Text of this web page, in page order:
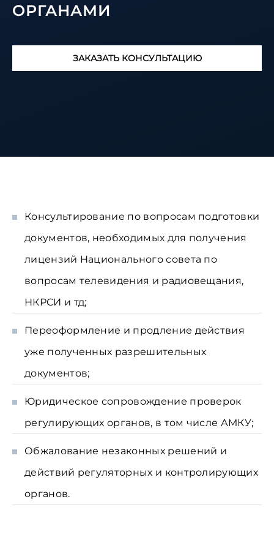
ОРГАНАМИ
ЗАКАЗАТЬ КОНСУЛЬТАЦИЮ
Консультирование по вопросам подготовки
документов, необходимых для получения
лицензий Национального совета по
вопросам телевидения и радиовещания,
НКРСИ и тд;
Переоформление и продление действия
уже полученных разрешительных
документов;
Юридическое сопровождение проверок
регулирующих органов, в том числе АМКУ;
Обжалование незаконных решений и
действий регуляторных и контролирующих
органов.